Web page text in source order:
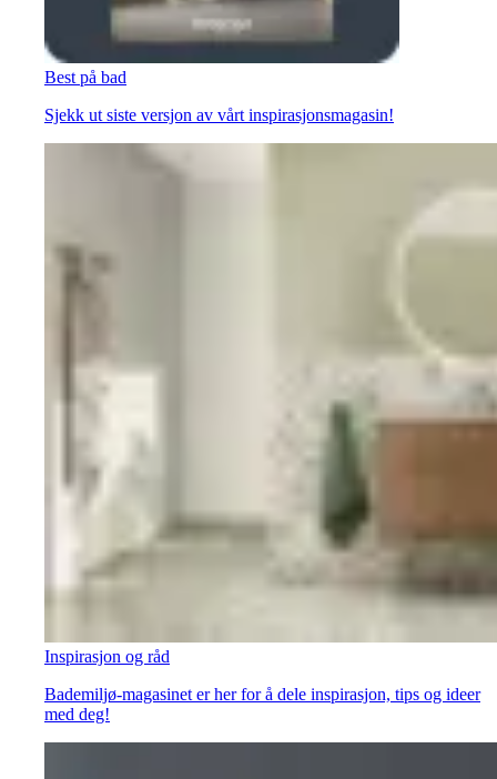
Best på bad
Sjekk ut siste versjon av vårt inspirasjonsmagasin!
Inspirasjon og råd
Bademiljø-magasinet er her for å dele inspirasjon, tips og ideer
med deg!